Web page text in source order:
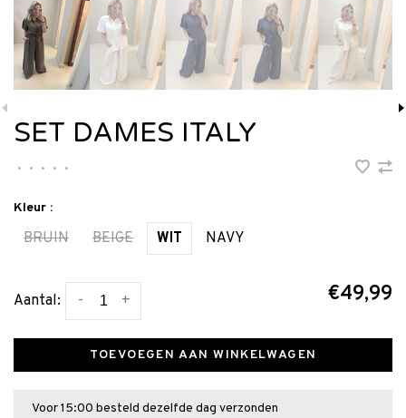
SET DAMES ITALY
• • • • •
Kleur :
BRUIN BEIGE WIT NAVY
Aantal: +
- €49,99
TOEVOEGEN AAN WINKELWAGEN
Voor 15:00 besteld dezelfde dag verzonden